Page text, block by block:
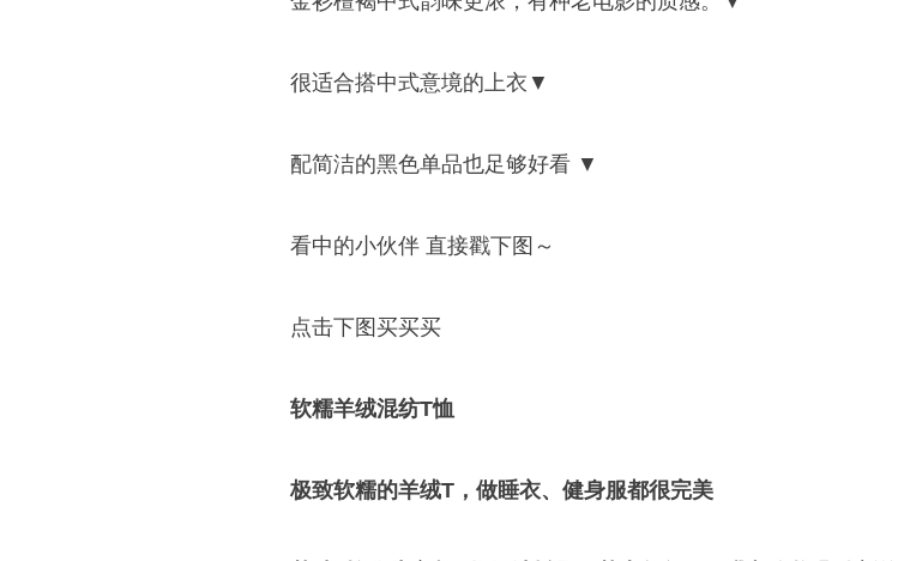
很适合搭中式意境的上衣▼
配简洁的黑色单品也足够好看 ▼
看中的小伙伴 直接戳下图～
点击下图买买买
软糯羊绒混纺T恤
极致软糯的羊绒T，做睡衣、健身服都很完美